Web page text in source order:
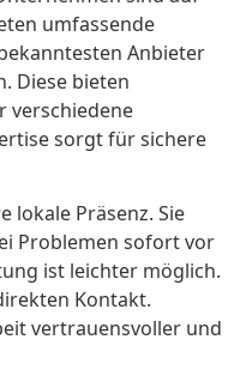
umfassende
Anbieter
Diese bieten
verschiedene
sorgt für sichere
lokale Präsenz. Sie
Problemen sofort vor
ist leichter möglich.
Kontakt.
vertrauensvoller und